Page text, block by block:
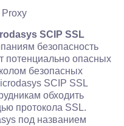
SCIP SSL
безопасность
потенциально опасных
безопасных
SCIP SSL
обходить
протокола SSL.
под названием